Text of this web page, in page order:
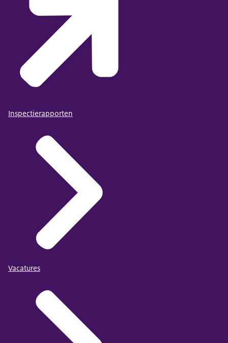
Inspectierapporten
Vacatures